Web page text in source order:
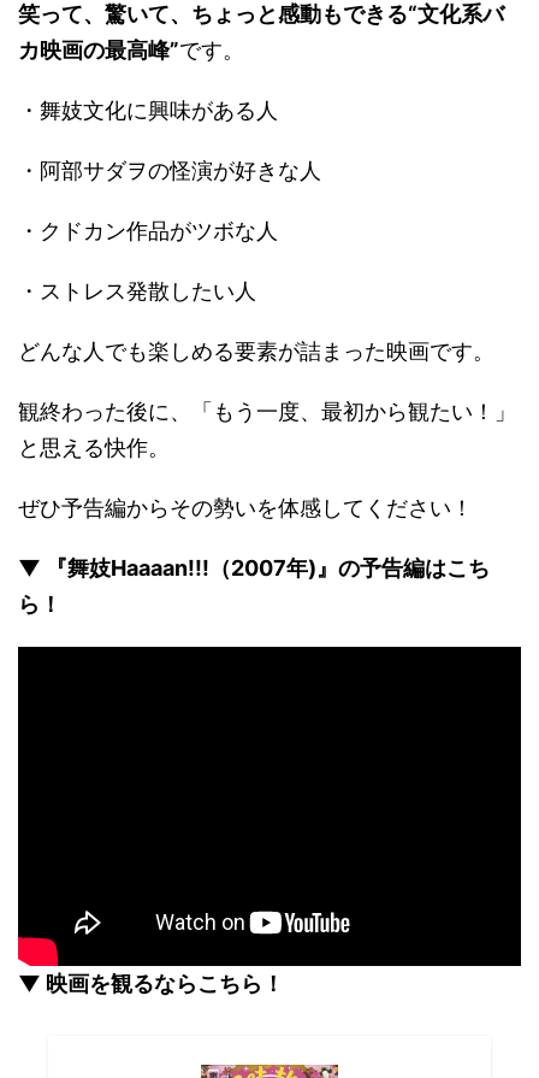
笑って、驚いて、ちょっと感動もできる“文化系バ
カ映画の最高峰”です。
・舞妓文化に興味がある人
・阿部サダヲの怪演が好きな人
・クドカン作品がツボな人
・ストレス発散したい人
どんな人でも楽しめる要素が詰まった映画です。
観終わった後に、「もう一度、最初から観たい！」
と思える快作。
ぜひ予告編からその勢いを体感してください！
▼ 『舞妓Haaaan!!!（2007年)』の予告編はこち
ら！
▼ 映画を観るならこちら！